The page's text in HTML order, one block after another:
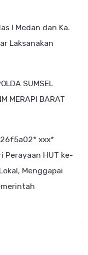
I Medan dan Ka.
Laksanakan
SUMSEL
MERAPI BARAT
ххх*
Perayaan HUT ke-
Menggapai